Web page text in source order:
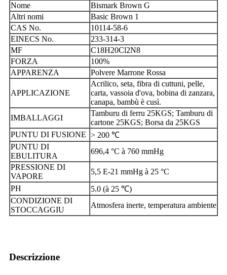
Nome
Bismark Brown G
Altri nomi
Basic Brown 1
CAS No.
10114-58-6
EINECS No.
233-314-3
MF
C18H20Cl2N8
FORZA
100%
APPARENZA
Polvere Marrone Rossa
APPLICAZIONE
Acrilico, seta, fibra di cuttuni, pelle,
carta, vassoia d'ova, bobina di zanzara,
canapa, bambù è cusì.
IMBALLAGGI
Tamburu di ferru 25KGS; Tamburu di
cartone 25KGS; Borsa da 25KGS
PUNTU DI FUSIONE > 200 ℃
PUNTU DI
EBULITURA
696,4 °C à 760 mmHg
PRESSIONE DI
VAPORE
5,5 E-21 mmHg à 25 °C
PH
5.0 (à 25 ℃)
CONDIZIONE DI
STOCCAGGIU
Atmosfera inerte, temperatura ambiente
Descrizzione